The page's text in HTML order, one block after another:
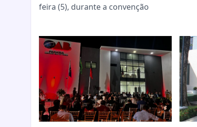
feira (5), durante a convenção